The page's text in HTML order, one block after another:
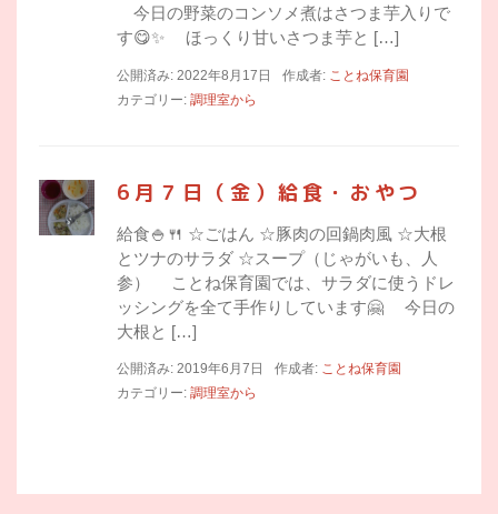
今日の野菜のコンソメ煮はさつま芋入りで
す😋✨ ほっくり甘いさつま芋と […]
公開済み: 2022年8月17日 作成者: ことね保育園
カテゴリー: 調理室から
6月７日（金）給食・おやつ
給食🍚🍴 ☆ごはん ☆豚肉の回鍋肉風 ☆大根
とツナのサラダ ☆スープ（じゃがいも、人
参） ことね保育園では、サラダに使うドレ
ッシングを全て手作りしています🤗 今日の
大根と […]
公開済み: 2019年6月7日 作成者: ことね保育園
カテゴリー: 調理室から